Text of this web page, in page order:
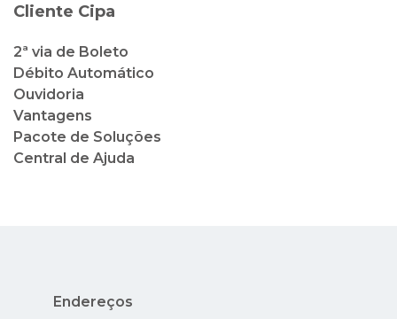
Cliente Cipa
2ª via de Boleto
Débito Automático
Ouvidoria
Vantagens
Pacote de Soluções
Central de Ajuda
Endereços